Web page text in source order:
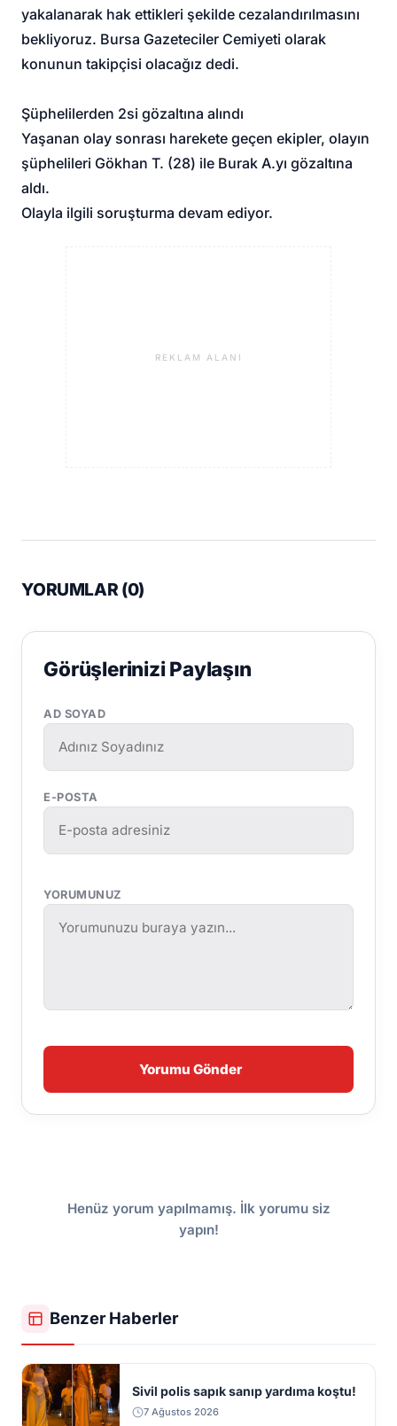
yakalanarak hak ettikleri şekilde cezalandırılmasını
bekliyoruz. Bursa Gazeteciler Cemiyeti olarak
konunun takipçisi olacağız dedi.
Şüphelilerden 2si gözaltına alındı
Yaşanan olay sonrası harekete geçen ekipler, olayın
şüphelileri Gökhan T. (28) ile Burak A.yı gözaltına
aldı.
Olayla ilgili soruşturma devam ediyor.
REKLAM ALANI
YORUMLAR (0)
Görüşlerinizi Paylaşın
AD SOYAD
E-POSTA
YORUMUNUZ
Yorumu Gönder
Henüz yorum yapılmamış. İlk yorumu siz
yapın!
Benzer Haberler
Sivil polis sapık sanıp yardıma koştu!
7 Ağustos 2026